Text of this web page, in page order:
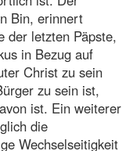
Bin, erinnert
der letzten Päpste,
in Bezug auf
Christ zu sein
zu sein ist,
ist. Ein weiterer
die
Wechselseitigkeit